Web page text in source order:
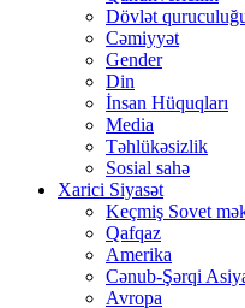
Dövlət
Cəmiyyət
Gender
Din
İnsan Hüquqları
Media
Təhlükəsizlik
Sosial sahə
Xarici Siyasət
Keçmiş Sovet
Qafqaz
Amerika
Cənub-Şərqi
Avropa